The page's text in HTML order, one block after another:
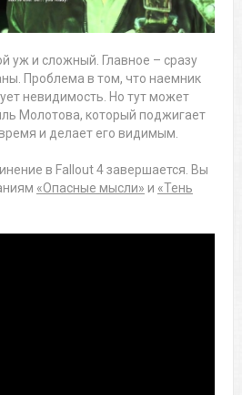
уж и сложный. Главное – сразу
Проблема в том, что наемник
невидимость. Но тут может
Молотова, который поджигает
и делает его видимым.
в Fallout 4 завершается. Вы
«Опасные мысли» и «Тень